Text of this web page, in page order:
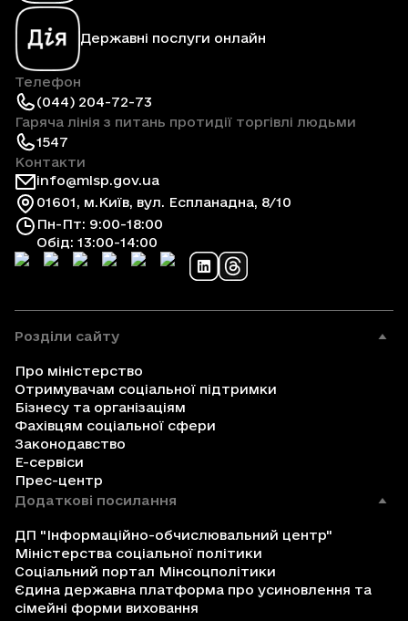
Державні послуги онлайн
Телефон
(044) 204-72-73
Гаряча лінія з питань протидії торгівлі людьми
1547
Контакти
info@mlsp.gov.ua
01601, м.Київ, вул. Еспланадна, 8/10
Пн-Пт: 9:00-18:00
Обід: 13:00-14:00
Розділи сайту
Про міністерство
Отримувачам соціальної підтримки
Бізнесу та організаціям
Фахівцям соціальної сфери
Законодавство
Е-сервіси
Прес-центр
Додаткові посилання
ДП "Інформаційно-обчислювальний центр"
Міністерства соціальної політики
Соціальний портал Мінсоцполітики
Єдина державна платформа про усиновлення та
сімейні форми виховання